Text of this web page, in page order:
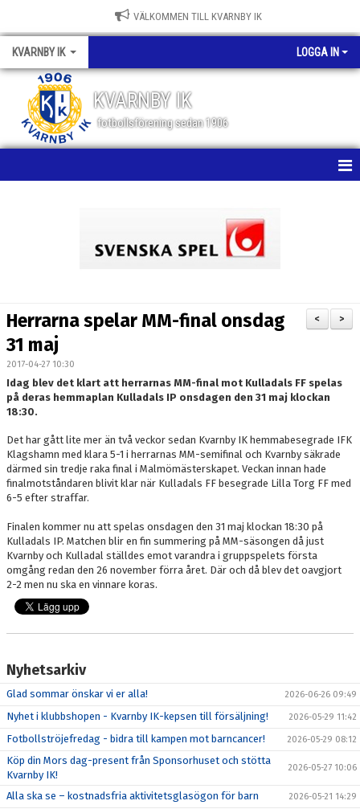
VÄLKOMMEN TILL KVARNBY IK
KVARNBY IK LOGGA IN
KVARNBY IK
fotbollsförening sedan 1906
BILDGALLERI
MEDLEMSKAP
LEDARE
KONTAKT
>
<
Herrarna spelar MM-final onsdag
31 maj
2017-04-27 10:30
Idag blev det klart att herrarnas MM-final mot Kulladals FF spelas
på deras hemmaplan Kulladals IP onsdagen den 31 maj klockan
18:30.
Det har gått lite mer än två veckor sedan Kvarnby IK hemmabesegrade IFK
Klagshamn med klara 5-1 i herrarnas MM-semifinal och Kvarnby säkrade
därmed sin tredje raka final i Malmömästerskapet. Veckan innan hade
finalmotståndaren blivit klar när Kulladals FF besegrade Lilla Torg FF med
6-5 efter straffar.
Finalen kommer nu att spelas onsdagen den 31 maj klockan 18:30 på
Kulladals IP. Matchen blir en fin summering på MM-säsongen då just
Kvarnby och Kulladal ställdes emot varandra i gruppspelets första
omgång redan den 26 november förra året. Där och då blev det oavgjort
2-2 men nu ska en vinnare koras.
Nyhetsarkiv
Glad sommar önskar vi er alla! 2026-06-26 09:49
Nyhet i klubbshopen - Kvarnby IK-kepsen till försäljning! 2026-05-29 11:42
Fotbollströjefredag - bidra till kampen mot barncancer! 2026-05-29 08:12
Köp din Mors dag-present från Sponsorhuset och stötta
Kvarnby IK!
2026-05-27 10:06
Alla ska se – kostnadsfria aktivitetsglasögon för barn 2026-05-21 14:29